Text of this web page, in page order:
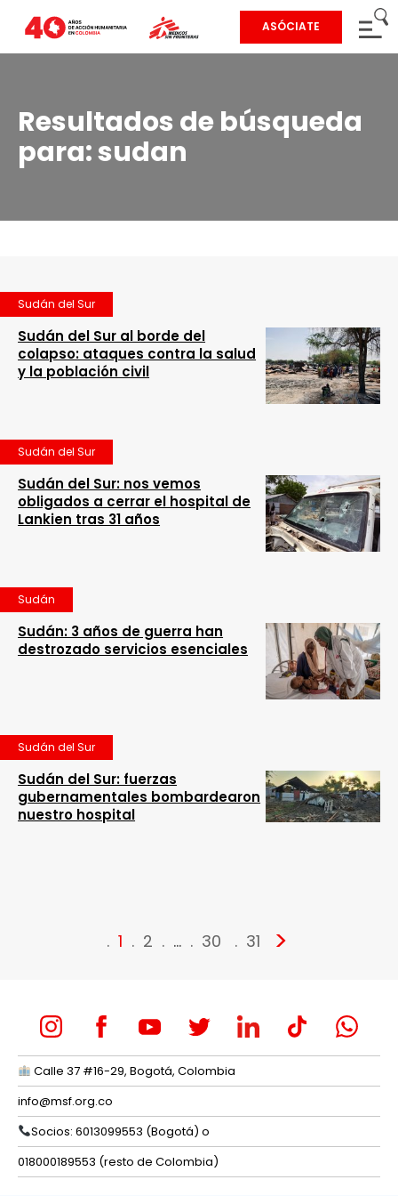
ASÓCIATE
Resultados de búsqueda
para:sudan
Sudán del Sur
Sudán del Sur al borde del
colapso: ataques contra la salud
y la población civil
Sudán del Sur
Sudán del Sur: nos vemos
obligados a cerrar el hospital de
Lankien tras 31 años
Sudán
Sudán: 3 años de guerra han
destrozado servicios esenciales
Sudán del Sur
Sudán del Sur: fuerzas
gubernamentales bombardearon
nuestro hospital
1 2 … 30 31 >
Calle 37 #16-29, Bogotá, Colombia
info@msf.org.co
Socios: 6013099553 (Bogotá) o
018000189553 (resto de Colombia)